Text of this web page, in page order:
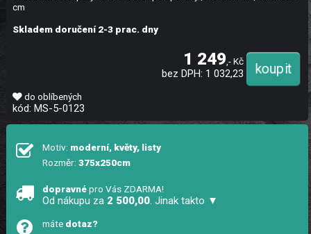
cm
Skladem doručení 2-3 prac. dny
1 249,- Kč
bez DPH: 1 032,23
do oblíbených
kód: MS-5-0123
Motiv: moderní, květy, listy
Rozměr: 375x250cm
dopravnépro Vás ZDARMA!
Od nákupu za 2 500,00. Jinak takto ▼
máte dotaz?